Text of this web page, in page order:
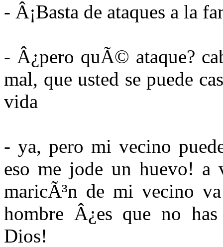
- Â¡Basta de ataques a la
- Â¿pero quÃ© ataque?
mal, que usted se puede
vida
- ya, pero mi vecino
eso me jode un huevo! a
maricÃ³n de mi vecino
hombre Â¿es que no
Dios!